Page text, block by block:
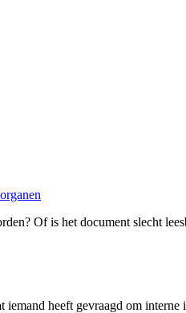
Of is het document slecht
heeft gevraagd om